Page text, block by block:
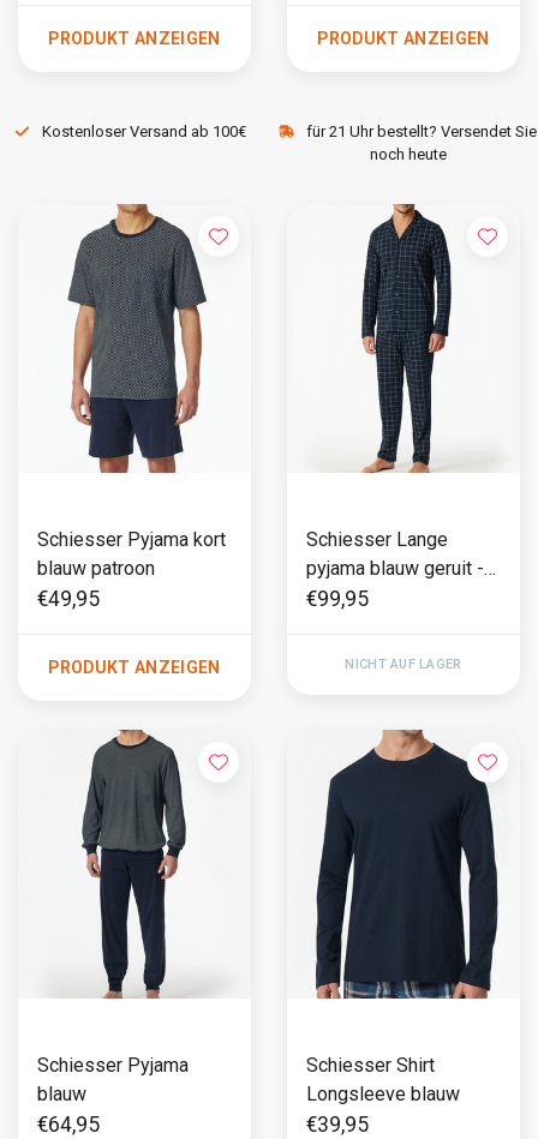
PRODUKT ANZEIGEN PRODUKT ANZEIGEN
Kostenloser Versand ab 100€
für 21 Uhr bestellt? Versendet Sie
noch heute
Schiesser Pyjama kort
blauw patroon
€49,95
PRODUKT ANZEIGEN
Schiesser Lange
pyjama blauw geruit -
Fine Interlock
€99,95
NICHT AUF LAGER
Schiesser Pyjama
blauw
€64,95
Schiesser Shirt
Longsleeve blauw
€39,95